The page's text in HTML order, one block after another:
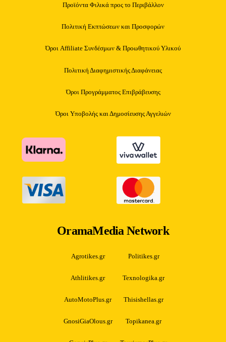
Προϊόντα Φιλικά προς το Περιβάλλον
Πολιτική Εκπτώσεων και Προσφορών
Όροι Affiliate Συνδέσμων & Προωθητικού Υλικού
Πολιτική Διαφημιστικής Διαφάνειας
Όροι Προγράμματος Επιβράβευσης
Όροι Υποβολής και Δημοσίευσης Αγγελιών
OramaMedia Network
Agrotikes.gr Politikes.gr
Athlitikes.gr Texnologika.gr
AutoMotoPlus.gr Thisishellas.gr
GnosiGiaOlous.gr Topikanea.gr